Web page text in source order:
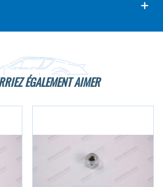
ÉGALEMENT AIMER